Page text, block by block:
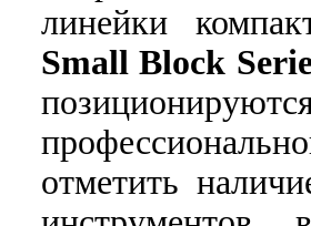
линейки
Small Block
отметить